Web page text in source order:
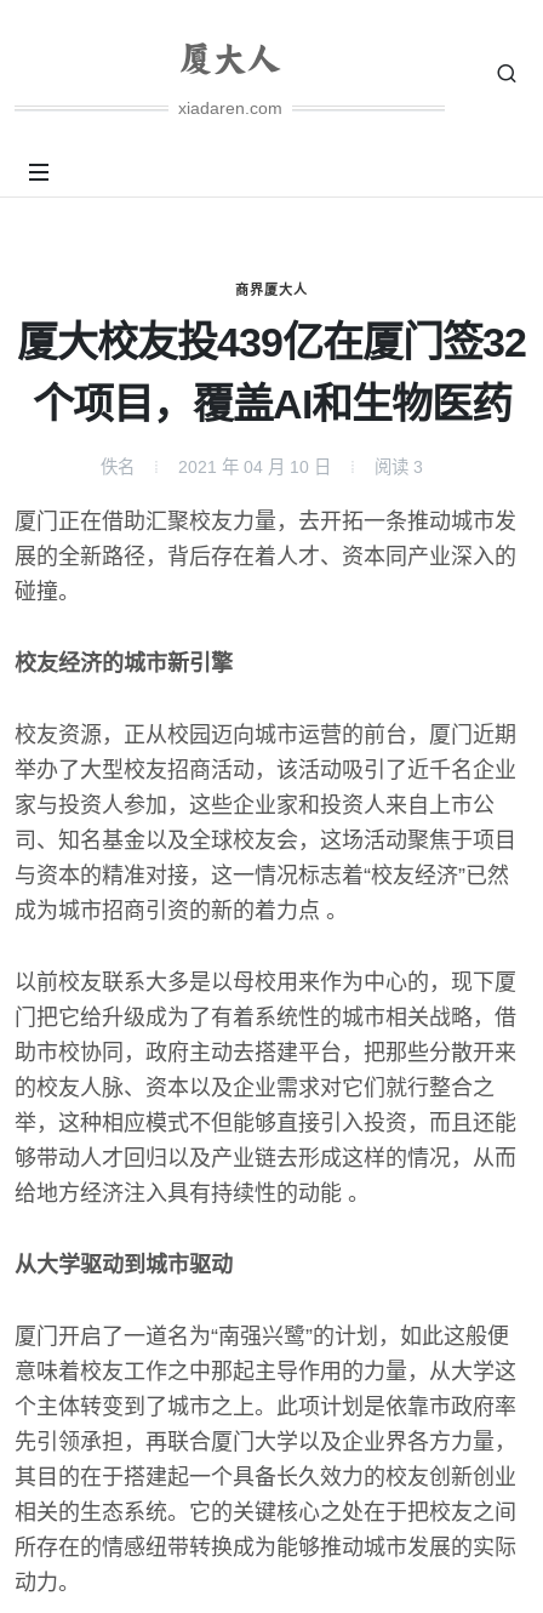
xiadaren.com
商界厦大人
厦大校友投439亿在厦门签32
个项目，覆盖AI和生物医药
佚名 2021 年 04 月 10 日 阅读 3
厦门正在借助汇聚校友力量，去开拓一条推动城市发
展的全新路径，背后存在着人才、资本同产业深入的
碰撞。
校友经济的城市新引擎
校友资源，正从校园迈向城市运营的前台，厦门近期
举办了大型校友招商活动，该活动吸引了近千名企业
家与投资人参加，这些企业家和投资人来自上市公
司、知名基金以及全球校友会，这场活动聚焦于项目
与资本的精准对接，这一情况标志着“校友经济”已然
成为城市招商引资的新的着力点 。
以前校友联系大多是以母校用来作为中心的，现下厦
门把它给升级成为了有着系统性的城市相关战略，借
助市校协同，政府主动去搭建平台，把那些分散开来
的校友人脉、资本以及企业需求对它们就行整合之
举，这种相应模式不但能够直接引入投资，而且还能
够带动人才回归以及产业链去形成这样的情况，从而
给地方经济注入具有持续性的动能 。
从大学驱动到城市驱动
厦门开启了一道名为“南强兴鹭”的计划，如此这般便
意味着校友工作之中那起主导作用的力量，从大学这
个主体转变到了城市之上。此项计划是依靠市政府率
先引领承担，再联合厦门大学以及企业界各方力量，
其目的在于搭建起一个具备长久效力的校友创新创业
相关的生态系统。它的关键核心之处在于把校友之间
所存在的情感纽带转换成为能够推动城市发展的实际
动力。